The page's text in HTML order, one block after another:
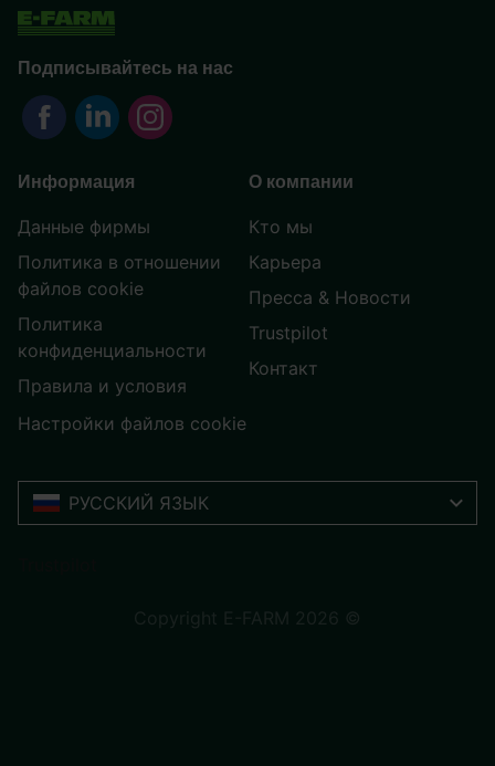
Подписывайтесь на нас
Информация
Данные фирмы
Политика в отношении
файлов cookie
Политика
конфиденциальности
Правила и условия
Настройки файлов cookie
О компании
Кто мы
Карьера
Пресса & Новости
Trustpilot
Контакт
РУССКИЙ ЯЗЫК